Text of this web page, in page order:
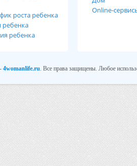
роста ребенка
ребенка
ребенка
Online-
-4womanlife.ru. Все права защищены. Любое